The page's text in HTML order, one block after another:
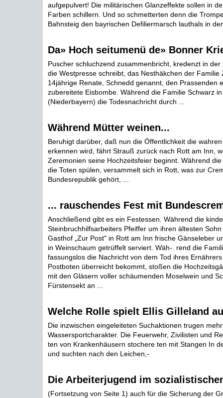
aufgepulvert! Die militärischen Glanzeffekte sollen in
Farben schillern. Und so schmetterten denn die
Bahnsteig den bayrischen Defiliermarsch lauthals in
Da» Hoch seitumenü de» Bonner
Puscher schluchzend zusammenbricht, kredenzt in der
die Westpresse schreibt, das Nesthäkchen der Familie
14jährige Renate, Schnedd genannt, den Prassenden
zubereitete Eisbombe. Während die Familie Schwarz
(Niederbayern) die Todesnachricht durch ...
Während Mütter weinen...
Beruhigt darüber, daß nun die Öffentlichkeit die
erkennen wird, fährt Strauß zurück nach Rott am Inn,
Zeremonien seine Hochzeitsfeier beginnt. Während
die Toten spülen, versammelt sich in Rott, was zur
Bundesrepublik gehört, ...
... rauschendes Fest mit
Anschließend gibt es ein Festessen. Während die
Steinbruchhilfsarbeiters Pfeiffer um ihren ältesten
Gasthof „Zur Post" in Rott am Inn frische Gänseleber
in Weinschaum getrüffelt serviert. Wäh-. rend die
fassungslos die Nachricht von dem Tod ihres
Postboten überreicht bekommt, stoßen die
mit den Gläsern voller schäumenden Moselwein und
Fürstensekt an ...
Welche Rolle spielt Ellis Gilleland
Die inzwischen eingeleiteten Suchaktionen trugen mehr
Wassersportcharakter. Die Feuerwehr, Zivilisten und
ten von Krankenhäusern stochere ten mit Stangen In
und suchten nach den Leichen,-
Die Arbeiterjugend im
(Fortsetzung von Seite 1) auch für die Sicherung der